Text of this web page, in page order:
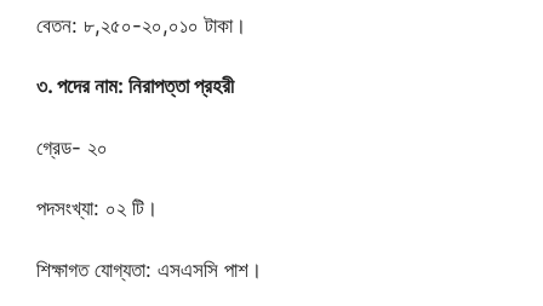
বেতন: ৮,২৫০-২০,০১০ টাকা।
৩. পদের নাম: নিরাপত্তা প্রহরী
গ্রেড- ২০
পদসংখ্যা: ০২ টি।
শিক্ষাগত যোগ্যতা: এসএসসি পাশ।